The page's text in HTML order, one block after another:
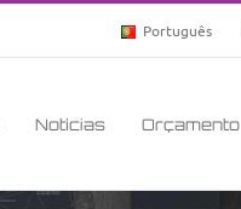
Português
Notícias Orçamento